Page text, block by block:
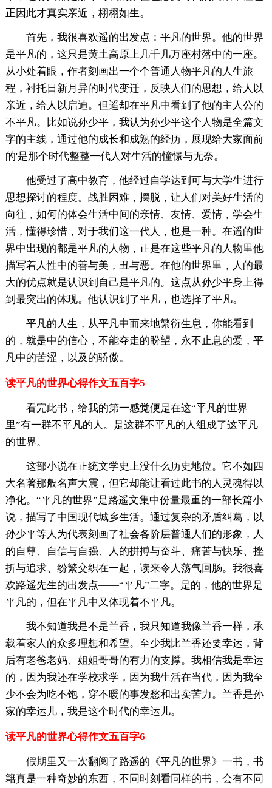
正因此才真实亲近，栩栩如生。
首先，我很喜欢遥的出发点：平凡的世界。他的世界
是平凡的，这只是黄土高原上几千几万座村落中的一座。
从小处着眼，作者刻画出一个个普通人物平凡的人生旅
程，衬托日新月异的时代变迁，反映人们的思想，给人以
亲近，给人以启迪。但遥却在平凡中看到了他的主人公的
不平凡。比如说孙少平，我认为孙少平这个人物是全篇文
字的主线，通过他的成长和成熟的经历，展现给大家面前
的'是那个时代整整一代人对生活的憧憬与无奈。
他受过了高中教育，他经过自学达到可与大学生进行
思想探讨的程度。战胜困难，摆脱，让人们对美好生活的
向往，如何的体会生活中间的亲情、友情、爱情，学会生
活，懂得珍惜，对于我们这一代人，也是一种。在遥的世
界中出现的都是平凡的人物，正是在这些平凡的人物里他
描写着人性中的善与美，丑与恶。在他的世界里，人的最
大的优点就是认识到自己是平凡的。这点从孙少平身上得
到最突出的体现。他认识到了平凡，也选择了平凡。
平凡的人生，从平凡中而来地繁衍生息，你能看到
的，就是中的信心，不能夺走的盼望，永不止息的爱，平
凡中的苦涩，以及的骄傲。
读平凡的世界心得作文五百字5
看完此书，给我的第一感觉便是在这“平凡的世界
里”有一群不平凡的人。是这群不平凡的人组成了这平凡
的世界。
这部小说在正统文学史上没什么历史地位。它不如四
大名著那般名声大震，但它却能让看过此书的人灵魂得以
净化。“平凡的世界”是路遥文集中份量最重的一部长篇小
说，描写了中国现代城乡生活。通过复杂的矛盾纠葛，以
孙少平等人为代表刻画了社会各阶层普通人们的形象，人
的自尊、自信与自强、人的拼搏与奋斗、痛苦与快乐、挫
折与追求、纷繁交织在一起，读来令人荡气回肠。我很喜
欢路遥先生的出发点——“平凡”二字。是的，他的世界是
平凡的，但在平凡中又体现着不平凡。
我不知道我是不是兰香，我只知道我像兰香一样，承
载着家人的众多理想和希望。至少我比兰香还要幸运，背
后有老爸老妈、姐姐哥哥的有力的支撑。我相信我是幸运
的，因为我还在学校求学，因为我生活在当代，因为我至
少不会为吃不饱，穿不暖的事发愁和出卖苦力。兰香是孙
家的幸运儿，我是这个时代的幸运儿。
读平凡的世界心得作文五百字6
假期里又一次翻阅了路遥的《平凡的世界》一书，书
籍真是一种奇妙的东西，不同时刻看同样的书，会有不同